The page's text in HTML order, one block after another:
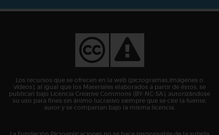
Los recursos que se ofrecen en la web (pictogramas,imágenes o
vídeos), al igual que los Materiales elaborados a partir de éstos, se
publican bajo Licencia Creative Commons (BY-NC-SA), autorizándose
su uso para fines sin ánimo lucrativo siempre que se cite la fuente,
autor y se compartan bajo la misma licencia.